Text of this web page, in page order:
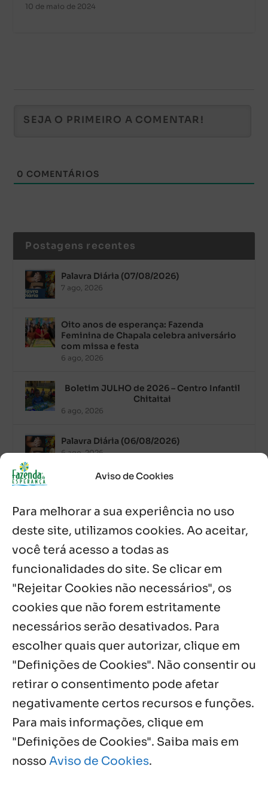
Aviso de Cookies
Para melhorar a sua experiência no uso
deste site, utilizamos cookies. Ao aceitar,
você terá acesso a todas as
funcionalidades do site. Se clicar em
"Rejeitar Cookies não necessários", os
cookies que não forem estritamente
necessários serão desativados. Para
escolher quais quer autorizar, clique em
"Definições de Cookies". Não consentir ou
retirar o consentimento pode afetar
negativamente certos recursos e funções.
Para mais informações, clique em
"Definições de Cookies". Saiba mais em
nosso Aviso de Cookies.
10 de maio de 2024
0 COMENTÁRIOS
Postagens recentes
Palavra Diária (07/08/2026)
7 ago, 2026
Oito anos de esperança: Fazenda
Feminina de Chapala celebra aniversário
com missa e festa
6 ago, 2026
Boletim JULHO de 2026 – Centro Infantil
Chitaitai
6 ago, 2026
Palavra Diária (06/08/2026)
6 ago, 2026
de Guadalajara
Fazenda Dom Mário comemora 5 anos
com testemunhos e missa em São
Cristóvão
5 ago, 2026
Notícias por Categoria
Próximos Eventos
Agosto, 2026